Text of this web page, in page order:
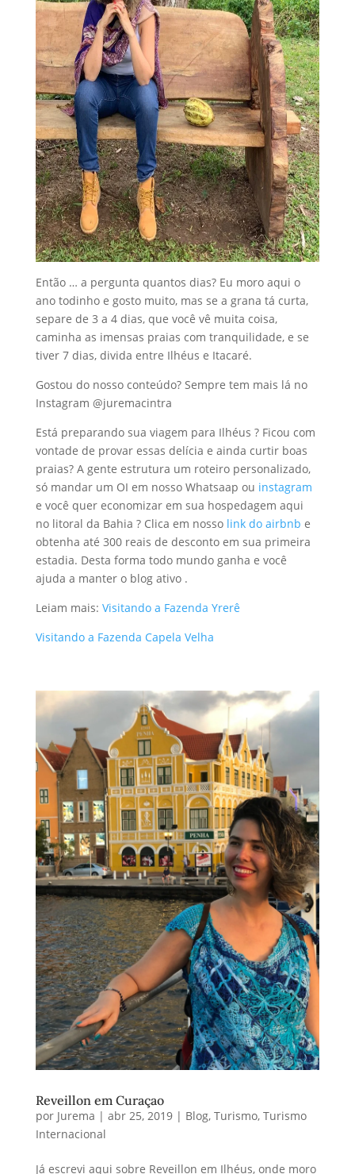
Então … a pergunta quantos dias? Eu moro aqui o
ano todinho e gosto muito, mas se a grana tá curta,
separe de 3 a 4 dias, que você vê muita coisa,
caminha as imensas praias com tranquilidade, e se
tiver 7 dias, divida entre Ilhéus e Itacaré.
Gostou do nosso conteúdo? Sempre tem mais lá no
Instagram @juremacintra
Está preparando sua viagem para Ilhéus ? Ficou com
vontade de provar essas delícia e ainda curtir boas
praias? A gente estrutura um roteiro personalizado,
só mandar um OI em nosso Whatsaap ou instagram
e você quer economizar em sua hospedagem aqui
no litoral da Bahia ? Clica em nosso link do airbnb e
obtenha até 300 reais de desconto em sua primeira
estadia. Desta forma todo mundo ganha e você
ajuda a manter o blog ativo .
Leiam mais: Visitando a Fazenda Yrerê
Visitando a Fazenda Capela Velha
Reveillon em Curaçao
por Jurema | abr 25, 2019| Blog, Turismo, Turismo
Internacional
Já escrevi aqui sobre Reveillon em Ilhéus, onde moro